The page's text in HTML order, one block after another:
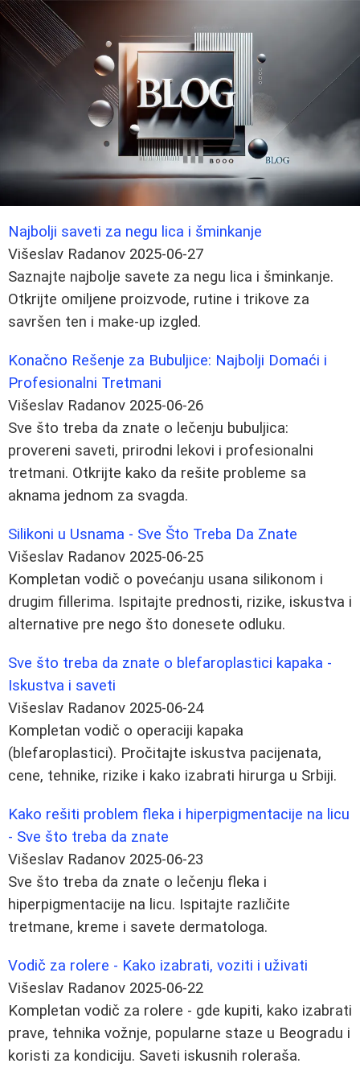
Najbolji saveti za negu lica i šminkanje
Višeslav Radanov 2025-06-27
Saznajte najbolje savete za negu lica i šminkanje.
Otkrijte omiljene proizvode, rutine i trikove za
savršen ten i make-up izgled.
Konačno Rešenje za Bubuljice: Najbolji Domaći i
Profesionalni Tretmani
Višeslav Radanov 2025-06-26
Sve što treba da znate o lečenju bubuljica:
provereni saveti, prirodni lekovi i profesionalni
tretmani. Otkrijte kako da rešite probleme sa
aknama jednom za svagda.
Silikoni u Usnama - Sve Što Treba Da Znate
Višeslav Radanov 2025-06-25
Kompletan vodič o povećanju usana silikonom i
drugim fillerima. Ispitajte prednosti, rizike, iskustva i
alternative pre nego što donesete odluku.
Sve što treba da znate o blefaroplastici kapaka -
Iskustva i saveti
Višeslav Radanov 2025-06-24
Kompletan vodič o operaciji kapaka
(blefaroplastici). Pročitajte iskustva pacijenata,
cene, tehnike, rizike i kako izabrati hirurga u Srbiji.
Kako rešiti problem fleka i hiperpigmentacije na licu
- Sve što treba da znate
Višeslav Radanov 2025-06-23
Sve što treba da znate o lečenju fleka i
hiperpigmentacije na licu. Ispitajte različite
tretmane, kreme i savete dermatologa.
Vodič za rolere - Kako izabrati, voziti i uživati
Višeslav Radanov 2025-06-22
Kompletan vodič za rolere - gde kupiti, kako izabrati
prave, tehnika vožnje, popularne staze u Beogradu i
koristi za kondiciju. Saveti iskusnih roleraša.